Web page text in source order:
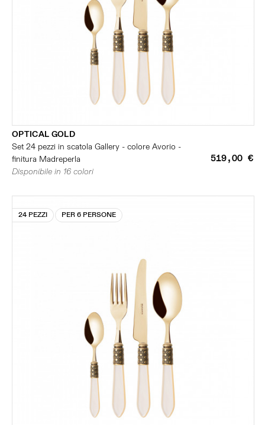
OPTICAL GOLD
Set 24 pezzi in scatola Gallery - colore Avorio -
finitura Madreperla
519,00 €
Disponibile in 16 colori
24 PEZZI PER 6 PERSONE